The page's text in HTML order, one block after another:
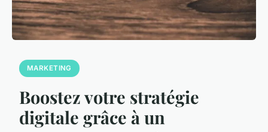
MARKETING
Boostez votre stratégie
digitale grâce à un